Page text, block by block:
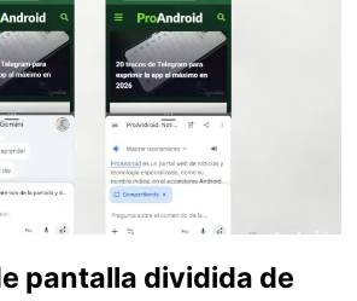
pantalla dividida de